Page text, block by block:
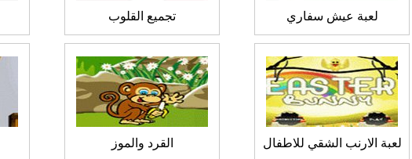
لعبة عيش سفاري تجميع القلوب
لعبة الارنب الشقي للاطفال القرد والموز